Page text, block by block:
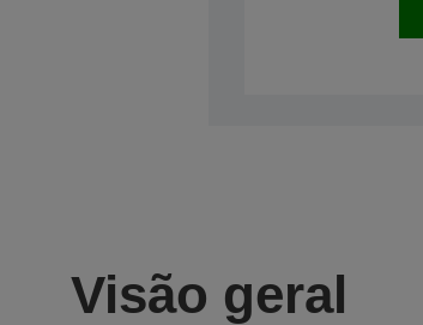
Visão geral